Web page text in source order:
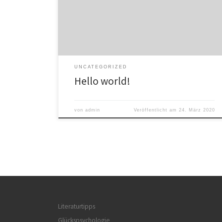
UNCATEGORIZED
Hello world!
vonadmin Veröffentlicht am 24. März 2020
Literaturtipps